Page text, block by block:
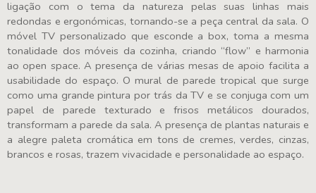
ligação com o tema da natureza pelas suas linhas mais
redondas e ergonómicas, tornando-se a peça central da sala. O
móvel TV personalizado que esconde a box, toma a mesma
tonalidade dos móveis da cozinha, criando “flow” e harmonia
ao open space. A presença de várias mesas de apoio facilita a
usabilidade do espaço. O mural de parede tropical que surge
como uma grande pintura por trás da TV e se conjuga com um
papel de parede texturado e frisos metálicos dourados,
transformam a parede da sala. A presença de plantas naturais e
a alegre paleta cromática em tons de cremes, verdes, cinzas,
brancos e rosas, trazem vivacidade e personalidade ao espaço.